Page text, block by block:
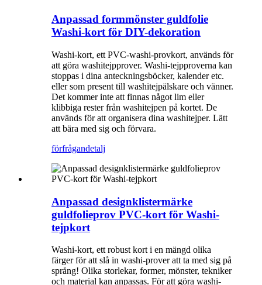
Anpassad formmönster guldfolie
Washi-kort för DIY-dekoration
Washi-kort, ett PVC-washi-provkort, används för
att göra washitejpprover. Washi-tejpproverna kan
stoppas i dina anteckningsböcker, kalender etc.
eller som present till washitejpälskare och vänner.
Det kommer inte att finnas något lim eller
klibbiga rester från washitejpen på kortet. De
används för att organisera dina washitejper. Lätt
att bära med sig och förvara.
förfrågandetalj
Anpassad designklistermärke
guldfolieprov PVC-kort för Washi-
tejpkort
Washi-kort, ett robust kort i en mängd olika
färger för att slå in washi-prover att ta med sig på
språng! Olika storlekar, former, mönster, tekniker
och material kan anpassas. För att göra washi-